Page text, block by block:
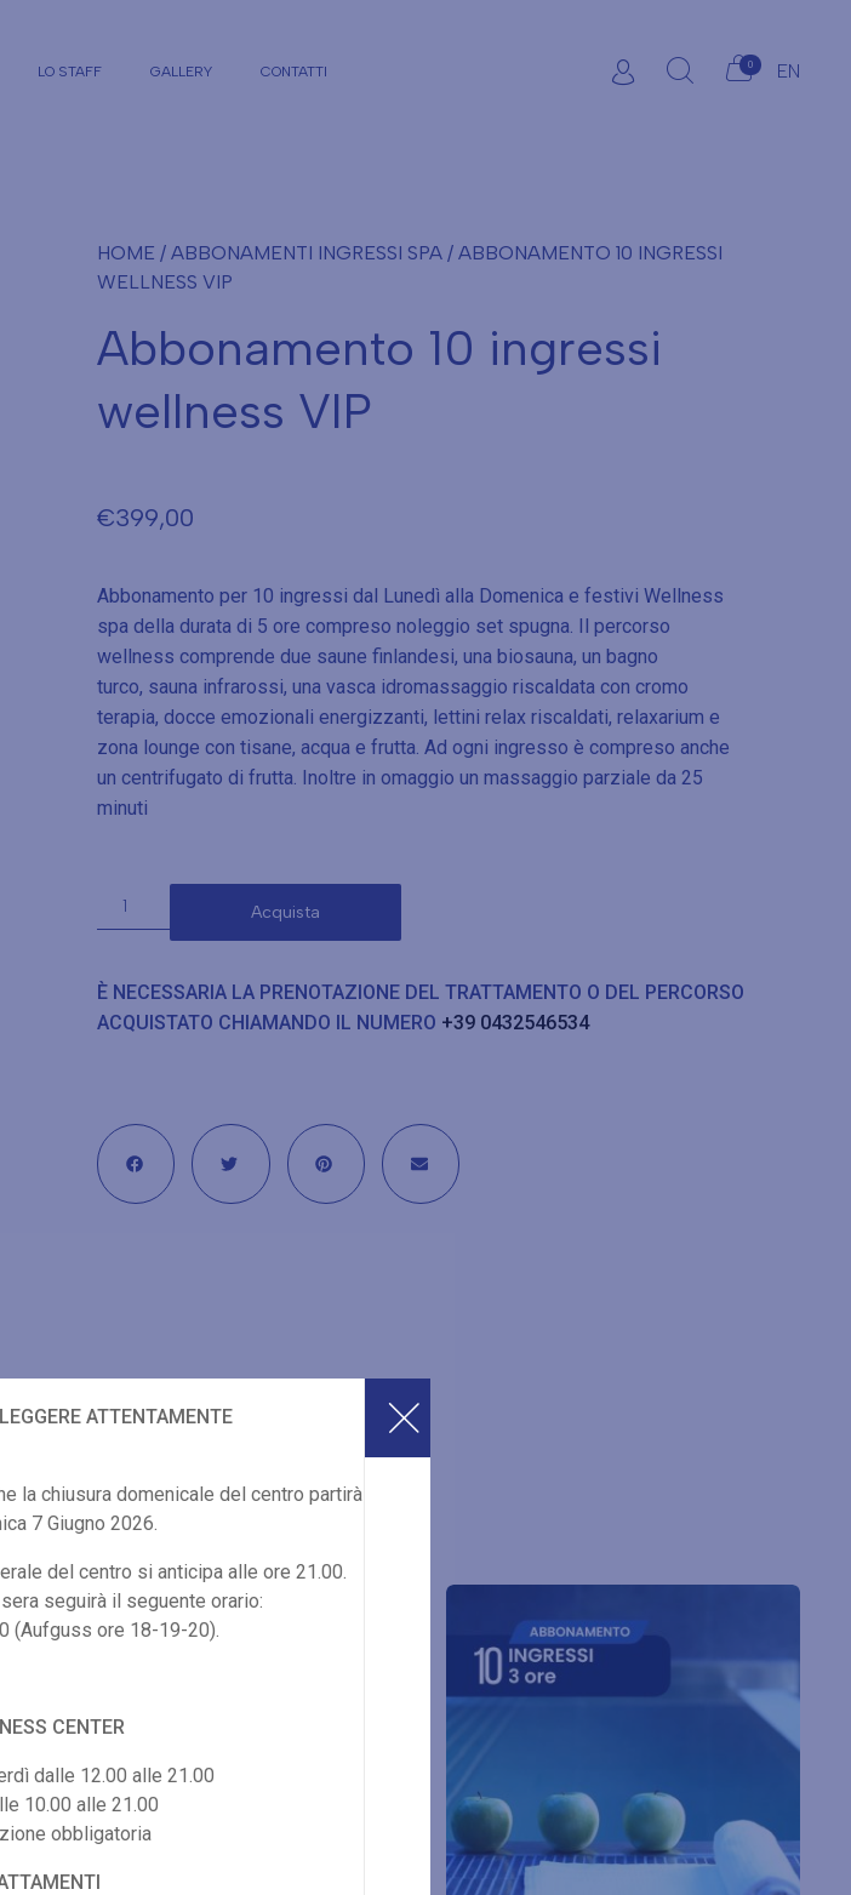
LO STAFF GALLERY CONTATTI 0 EN
HOME / ABBONAMENTI INGRESSI SPA / ABBONAMENTO 10 INGRESSI
WELLNESS VIP
Abbonamento 10 ingressi
wellness VIP
€399,00
Abbonamento per 10 ingressi dal Lunedì alla Domenica e festivi Wellness
spa della durata di 5 ore compreso noleggio set spugna. Il percorso
wellness comprende due saune finlandesi, una biosauna, un bagno
turco, sauna infrarossi, una vasca idromassaggio riscaldata con cromo
terapia, docce emozionali energizzanti, lettini relax riscaldati, relaxarium e
zona lounge con tisane, acqua e frutta. Ad ogni ingresso è compreso anche
un centrifugato di frutta. Inoltre in omaggio un massaggio parziale da 25
minuti
Acquista
È NECESSARIA LA PRENOTAZIONE DEL TRATTAMENTO O DEL PERCORSO
ACQUISTATO CHIAMANDO IL NUMERO +39 0432546534
di benessere
ATTENTAMENTE
la chiusura domenicale del centro partirà
7 Giugno 2026.
del centro si anticipa alle ore 21.00.
seguirà il seguente orario:
(Aufguss ore 18-19-20).
CENTER
dalle 12.00 alle 21.00
10.00 alle 21.00
obbligatoria